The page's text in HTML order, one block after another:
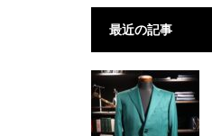
最近の記事